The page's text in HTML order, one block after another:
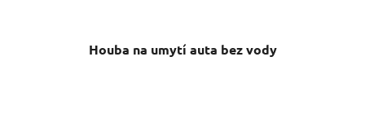
Houba na umytí auta bez vody